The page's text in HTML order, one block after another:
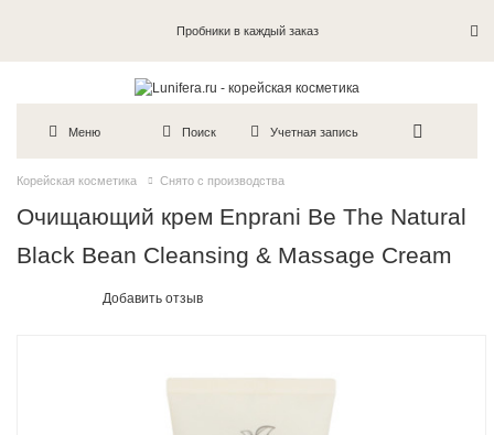
Пробники в каждый заказ
Меню Поиск Учетная запись
Корейская косметика Снято с производства
Очищающий крем Enprani Be The Natural
Black Bean Cleansing & Massage Cream
Добавить отзыв